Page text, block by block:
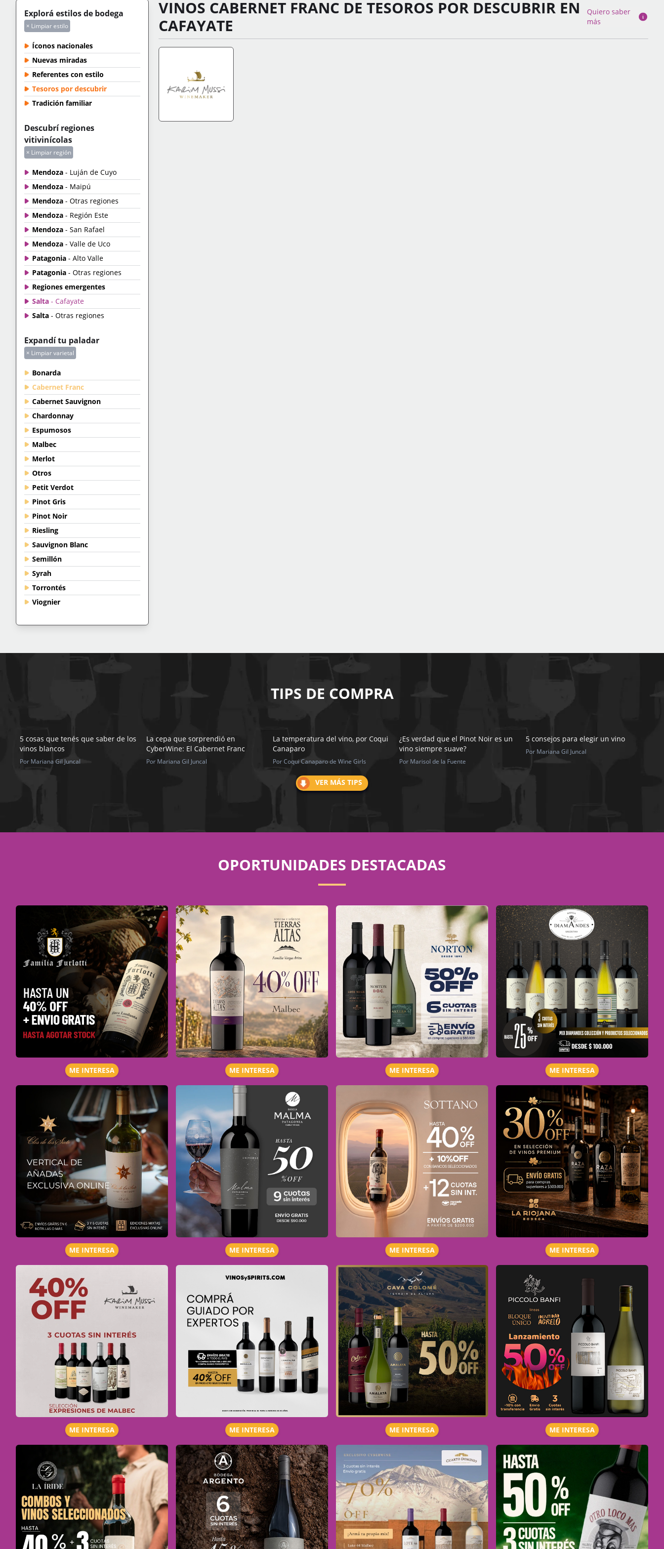
Explorá estilos de bodega
× Limpiar estilo
Íconos nacionales
Nuevas miradas
Referentes con estilo
Tesoros por descubrir
Tradición familiar
Descubrí regiones
vitivinícolas
× Limpiar región
Mendoza - Luján de Cuyo
Mendoza - Maipú
Mendoza - Otras regiones
Mendoza - Región Este
Mendoza - San Rafael
Mendoza - Valle de Uco
Patagonia - Alto Valle
Patagonia - Otras regiones
Regiones emergentes
Salta - Cafayate
Salta - Otras regiones
Expandí tu paladar
× Limpiar varietal
Bonarda
Cabernet Franc
Cabernet Sauvignon
Chardonnay
Espumosos
Malbec
Merlot
Otros
Petit Verdot
Pinot Gris
Pinot Noir
Riesling
Sauvignon Blanc
Semillón
Syrah
Torrontés
Viognier
VINOS CABERNET FRANC DE TESOROS POR DESCUBRIR EN
CAFAYATE
Quiero saber
más
TIPS DE COMPRA
5 cosas que tenés que saber de los
vinos blancos
Por Mariana Gil Juncal
La cepa que sorprendió en
CyberWine: El Cabernet Franc
Por Mariana Gil Juncal
La temperatura del vino, por Coqui
Canaparo
Por Coqui Canaparo de Wine Girls
¿Es verdad que el Pinot Noir es un
vino siempre suave?
Por Marisol de la Fuente
5 consejos para elegir un vino
Por Mariana Gil Juncal
VER MÁS TIPS
OPORTUNIDADES DESTACADAS
ME INTERESA ME INTERESA ME INTERESA ME INTERESA
ME INTERESA ME INTERESA ME INTERESA ME INTERESA
ME INTERESA ME INTERESA ME INTERESA ME INTERESA